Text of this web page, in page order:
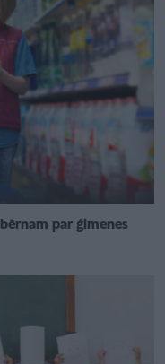
par ģimenes